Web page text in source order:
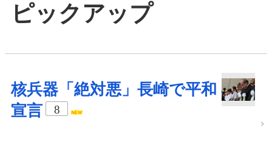
ピックアップ
核兵器「絶対悪」長崎で平和
宣言
8